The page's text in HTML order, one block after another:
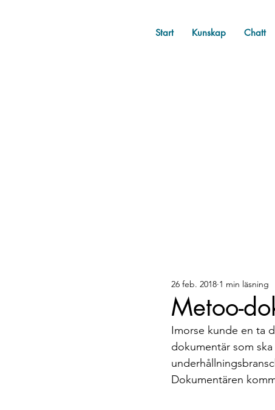
Start Kunskap Chatt
Bellis tipsar Gäster
Metoo-
26 feb. 2018 1 min läsning
Imorse kunde en ta
dokumentär som
Dokumentären